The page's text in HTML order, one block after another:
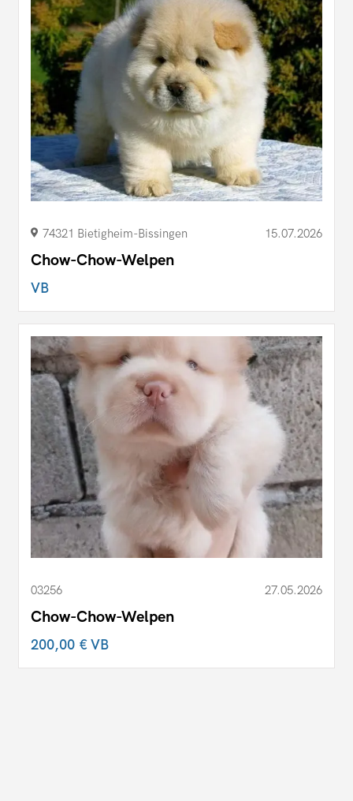
74321 Bietigheim-Bissingen 15.07.2026
Chow-Chow-Welpen
VB
03256 27.05.2026
Chow-Chow-Welpen
200,00 €VB